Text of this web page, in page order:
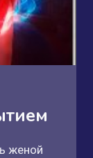
женой